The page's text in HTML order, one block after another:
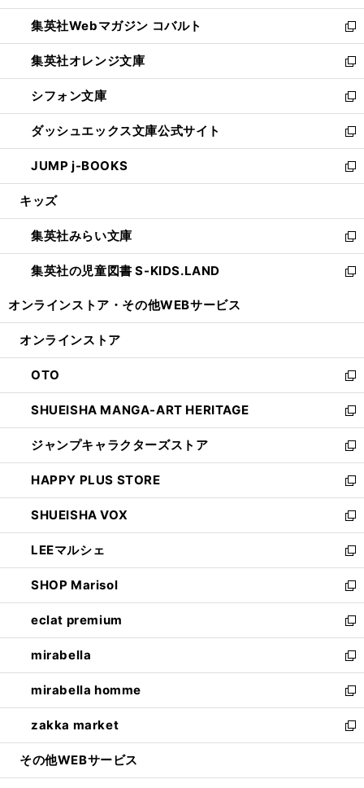
開
く
ウ
で
開
く
ン
ド
ウ
で
開
く
ウ
ィ
ン
ド
ウ
で
開
く
集英社Webマガジン コバルト
新
し
い
ウ
ィ
ン
ド
ウ
で
開
集英社オレンジ文庫
新
し
い
ウ
ィ
ン
ド
ウ
開
く
シフォン文庫
新
し
い
ウ
ィ
ン
ウ
で
開
く
ダッシュエックス文庫公式サイト
新
し
い
ウ
ン
ド
ウ
で
JUMP j-BOOKS
新
し
ウ
ィ
ン
ド
開
キッズ
集英社みらい文庫
新
し
い
ン
ウ
で
開
く
集英社の児童図書 S-KIDS.LAND
新
ウ
ン
ド
ウ
で
開
く
オンラインストア・ その他WEBサービス
オンラインストア
OTO
新
し
い
ウ
ィ
ン
ド
ウ
で
開
く
SHUEISHA MANGA-ART HERITAGE
新
し
い
ウ
ィ
ン
ド
ウ
で
開
く
ジャンプキャラクターズストア
新
し
い
ウ
ィ
ン
ド
ウ
で
開
く
HAPPY PLUS STORE
新
し
い
ウ
ィ
ン
ド
ウ
で
開
く
SHUEISHA VOX
新
し
い
ウ
ィ
ン
ド
ウ
で
開
く
LEEマルシェ
新
し
い
ウ
ィ
ン
ド
ウ
で
開
く
SHOP Marisol
新
し
い
ウ
ィ
ン
ド
ウ
で
開
eclat premium
新
し
い
ウ
ィ
ン
ド
ウ
開
mirabella
新
し
い
ウ
ィ
ン
ウ
mirabella homme
新
し
い
ウ
ン
zakka market
新
し
ウ
その他WEBサービス